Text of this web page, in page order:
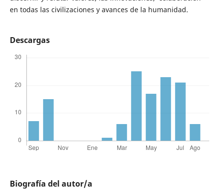
en todas las civilizaciones y avances de la humanidad.
Descargas
Biografía del autor/a